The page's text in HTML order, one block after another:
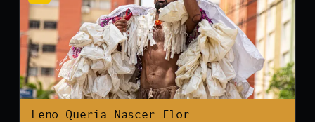
Leno Queria Nascer Flor